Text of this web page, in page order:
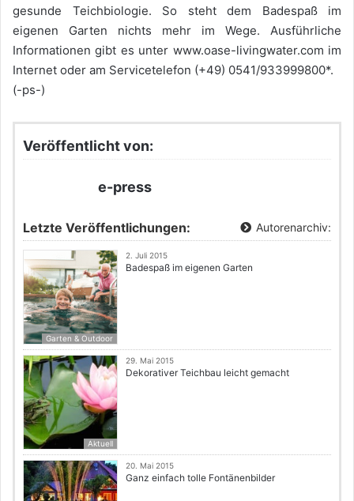
gesunde Teichbiologie. So steht dem Badespaß im
eigenen Garten nichts mehr im Wege. Ausführliche
Informationen gibt es unter www.oase-livingwater.com im
Internet oder am Servicetelefon (+49) 0541/933999800*.
(-ps-)
Veröffentlicht von:
e-press
Letzte Veröffentlichungen: Autorenarchiv:
Garten & Outdoor
2. Juli 2015
Badespaß im eigenen Garten
Aktuell
29. Mai 2015
Dekorativer Teichbau leicht gemacht
20. Mai 2015
Ganz einfach tolle Fontänenbilder